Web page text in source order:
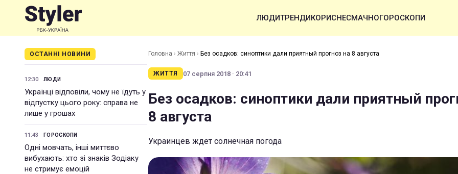
ЛЮДИТРЕНДИКОРИСНЕСМАЧНОГОРОСКОПИ
ОСТАННІ НОВИНИ
12:30 ЛЮДИ
Українці відповіли, чому не їдуть у
відпустку цього року: справа не
лише у грошах
11:43 ГОРОСКОПИ
Одні мовчать, інші миттєво
вибухають: хто зі знаків Зодіаку
не стримує емоцій
Головна › Життя › Без осадков: синоптики дали приятный прогноз на 8 августа
ЖИТТЯ 07 серпня 2018 · 20:41
Без осадков: синоптики дали приятный
8 августа
Украинцев ждет солнечная погода